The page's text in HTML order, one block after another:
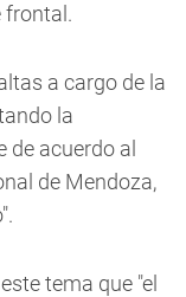
frontal.
a cargo de la
la
acuerdo al
de Mendoza,
tema que "el